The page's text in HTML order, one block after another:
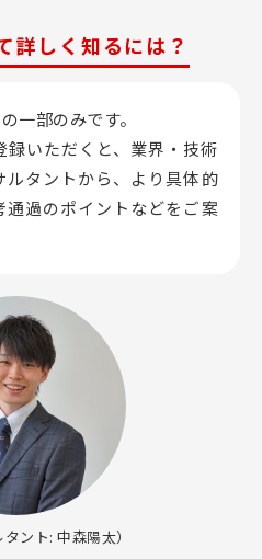
詳しく知るには？
一部のみです。
いただくと、業界・技術
タントから、 より具体的
通過のポイントなどをご案
タント: 中森陽太）